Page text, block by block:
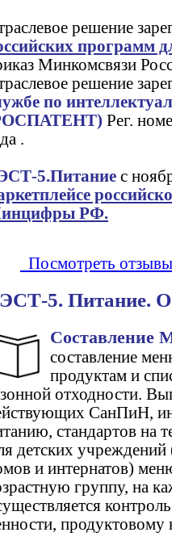
решение
программ
Минкомсвязи
решение
по
Рег.
.
5.Питание с
РФ.
Посмотреть
5. Питание.
Составление
составление
продуктам и
отходности.
СанПиН,
стандартов на
детских учреждений
и интернатов)
группу, на
продуктовому